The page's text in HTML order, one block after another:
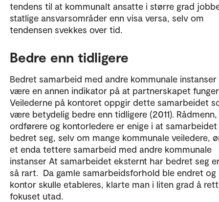
tendens til at kommunalt ansatte i større grad
statlige ansvarsområder enn visa versa, selv om
tendensen svekkes over tid.
Bedre enn tidligere
Bedret samarbeid med andre kommunale instanser
være en annen indikator på at partnerskapet
Veilederne på kontoret oppgir dette samarbeidet
være betydelig bedre enn tidligere (2011). Rådmenn,
ordførere og kontorledere er enige i at
bedret seg, selv om mange kommunale veiledere,
et enda tettere samarbeid med andre kommunale
instanser At samarbeidet eksternt har bedret seg
så rart. Da gamle samarbeidsforhold ble endret og
kontor skulle etableres, klarte man i liten grad å
fokuset utad.